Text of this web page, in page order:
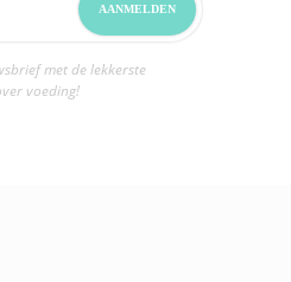
met de lekkerste
voeding!